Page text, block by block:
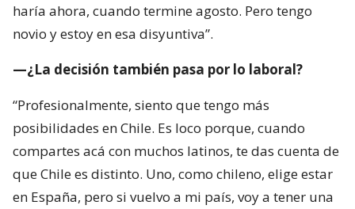
haría ahora, cuando termine agosto. Pero tengo
novio y estoy en esa disyuntiva”.
—¿La decisión también pasa por lo laboral?
“Profesionalmente, siento que tengo más
posibilidades en Chile. Es loco porque, cuando
compartes acá con muchos latinos, te das cuenta de
que Chile es distinto. Uno, como chileno, elige estar
en España, pero si vuelvo a mi país, voy a tener una